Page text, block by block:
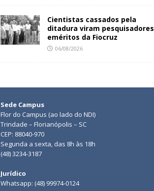
Cientistas cassados pela
ditadura viram pesquisadores
eméritos da Fiocruz
06/08/2026
Sede Campus
Flor do Campus (ao lado do NDI)
Trindade – Florianópolis – SC
CEP: 88040-970
Segunda a sexta, das 8h às 18h
(48) 3234-3187
Jurídico
Whatsapp: (48) 99974-0124